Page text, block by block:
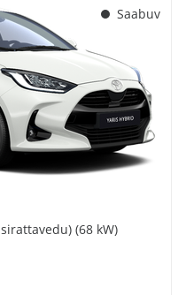
Saabuv
(68 kW)